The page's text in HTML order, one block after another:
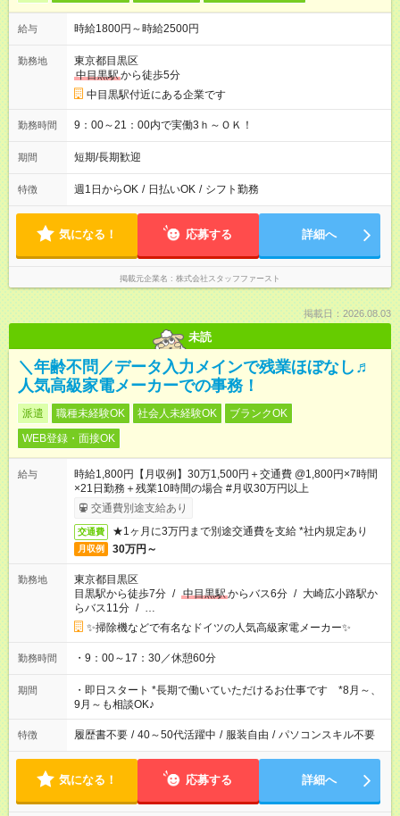
給与 時給1800円～時給2500円
勤務地
東京都目黒区
中目黒駅から徒歩5分
中目黒駅付近にある企業です
勤務時間 9：00～21：00内で実働3ｈ～ＯＫ！
期間 短期/長期歓迎
特徴 週1日からOK / 日払いOK / シフト勤務
気になる！ 応募する 詳細へ
掲載元企業名 株式会社スタッフファースト
掲載日：2026.08.03
未読
＼年齢不問／データ入力メインで残業ほぼなし♬
人気高級家電メーカーでの事務！
派遣 職種未経験OK 社会人未経験OK
ブランクOK
WEB登録・面接OK
給与
時給1,800円【月収例】30万1,500円＋交通費 @1,800円×7時間
×21日勤務＋残業10時間の場合 #月収30万円以上
交通費別途支給あり
交通費 ★1ヶ月に3万円まで別途交通費を支給 *社内規定あり
月収例 30万円～
勤務地
東京都目黒区
目黒駅から徒歩7分 / 中目黒駅からバス6分 / 大崎広小路駅か
らバス11分 / …
✨掃除機などで有名なドイツの人気高級家電メーカー✨
勤務時間 ・9：00～17：30／休憩60分
期間
・即日スタート *長期で働いていただけるお仕事です *8月～、
9月～も相談OK♪
特徴 履歴書不要 / 40～50代活躍中 / 服装自由 / パソコンスキル不要
気になる！ 応募する 詳細へ